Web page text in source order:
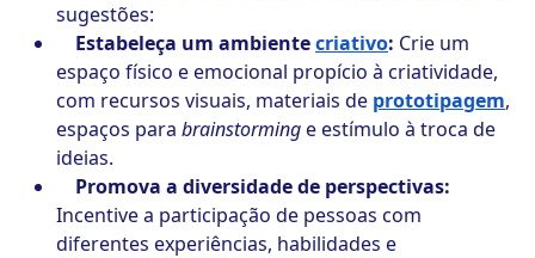
sugestões:
Estabeleça um ambientecriativo: Crie um
espaço físico e emocional propício à criatividade,
com recursos visuais, materiais de prototipagem,
espaços para brainstorminge estímulo à troca de
ideias.
Promova a diversidade de perspectivas:
Incentive a participação de pessoas com
diferentes experiências, habilidades e